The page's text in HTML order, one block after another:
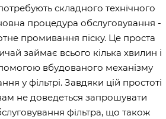
складного технічного
процедура обслуговування -
промивання піску. Це проста
займає всього кілька хвилин і
вбудованого механізму
у фільтрі. Завдяки цій простоті
не доведеться запрошувати
фільтра, що також